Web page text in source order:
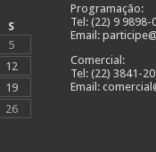
S
5
12
19
26
Programação:
Tel: (22) 9
Email:
Comercial:
Tel: (22) 3841-
Email: